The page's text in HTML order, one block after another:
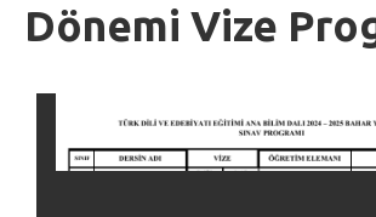
Dönemi Vize